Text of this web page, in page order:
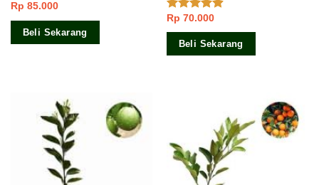
Dinilai5.00
dari 5
Rp 85.000
Beli Sekarang
Dinilai4.60
dari 5
Rp 70.000
Beli Sekarang